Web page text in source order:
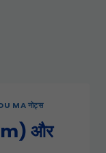
MA नोट्स
और